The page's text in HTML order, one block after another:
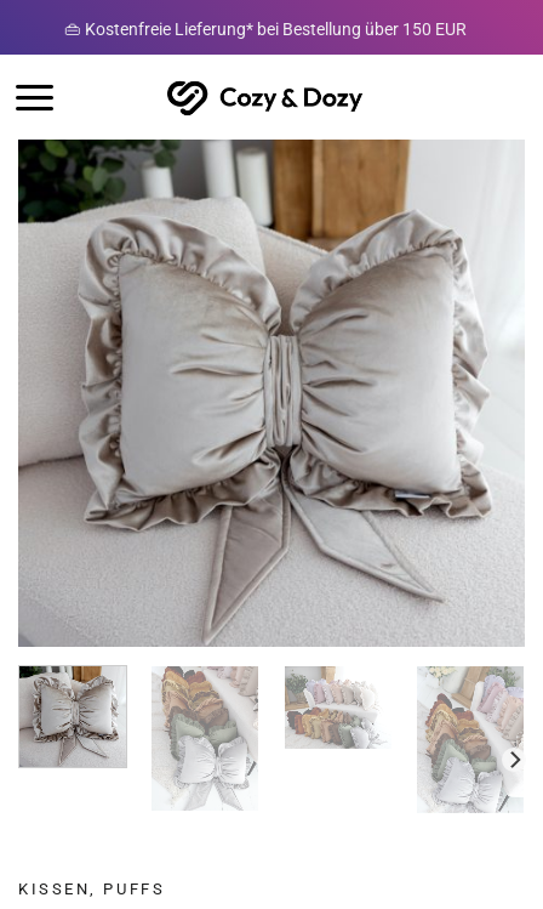
👜 Kostenfreie Lieferung* bei Bestellung über 150 EUR
KISSEN, PUFFS